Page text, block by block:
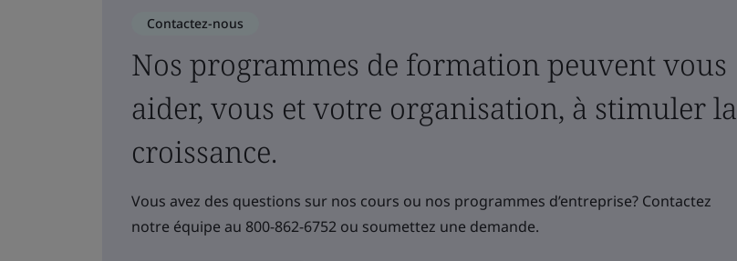
Contactez-nous
Nos programmes de formation peuvent vous
aider, vous et votre organisation, à stimuler la
croissance.
Vous avez des questions sur nos cours ou nos programmes d’entreprise? Contactez
notre équipe au 800-862-6752 ou soumettez une demande.